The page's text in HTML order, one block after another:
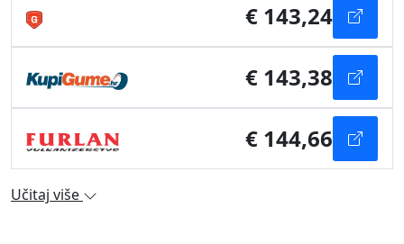
€ 143,24
€ 143,38
€ 144,66
Učitaj više